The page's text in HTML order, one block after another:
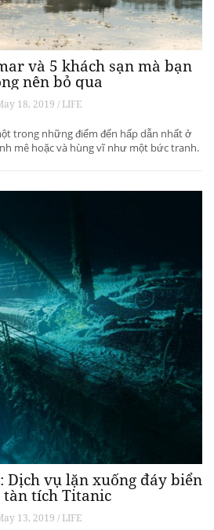
và 5 khách sạn mà bạn
nên bỏ qua
18, 2019 / LIFE
trong những điểm đến hấp dẫn nhất ở
mê hoặc và hùng vĩ như một bức tranh.
Dịch vụ lặn xuống đáy biển
tích Titanic
13, 2019 / LIFE